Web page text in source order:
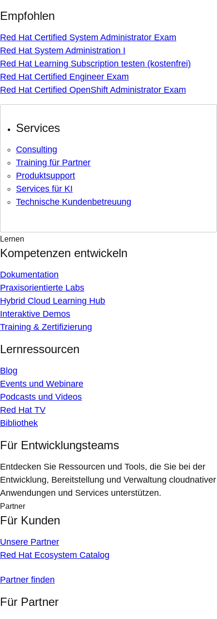
Empfohlen
Red Hat Certified System Administrator Exam
Red Hat System Administration I
Red Hat Learning Subscription testen (kostenfrei)
Red Hat Certified Engineer Exam
Red Hat Certified OpenShift Administrator Exam
Services
Consulting
Training für Partner
Produktsupport
Services für KI
Technische Kundenbetreuung
Lernen
Kompetenzen entwickeln
Dokumentation
Praxisorientierte Labs
Hybrid Cloud Learning Hub
Interaktive Demos
Training & Zertifizierung
Lernressourcen
Blog
Events und Webinare
Podcasts und Videos
Red Hat TV
Bibliothek
Für Entwicklungsteams
Entdecken Sie Ressourcen und Tools, die Sie bei der
Entwicklung, Bereitstellung und Verwaltung cloudnativer
Anwendungen und Services unterstützen.
Partner
Für Kunden
Unsere Partner
Red Hat Ecosystem Catalog
Partner finden
Für Partner